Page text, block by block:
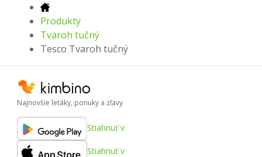
Produkty
Tvaroh tučný
Tesco Tvaroh tučný
Najnovšie letáky, ponuky a zľavy
Stiahnuť v
Stiahnuť v